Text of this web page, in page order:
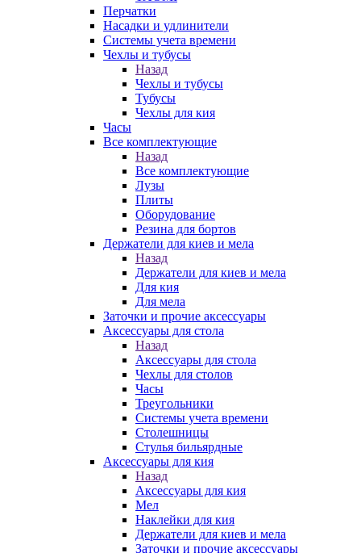
Перчатки
Насадки и удлинители
Системы учета времени
Чехлы и тубусы
Назад
Чехлы и тубусы
Тубусы
Чехлы для кия
Часы
Все комплектующие
Назад
Все комплектующие
Лузы
Плиты
Оборудование
Резина для бортов
Держатели для киев и мела
Назад
Держатели для киев и мела
Для кия
Для мела
Заточки и прочие аксессуары
Аксессуары для стола
Назад
Аксессуары для стола
Чехлы для столов
Часы
Треугольники
Системы учета времени
Столешницы
Стулья бильярдные
Аксессуары для кия
Назад
Аксессуары для кия
Мел
Наклейки для кия
Держатели для киев и мела
Заточки и прочие аксессуары